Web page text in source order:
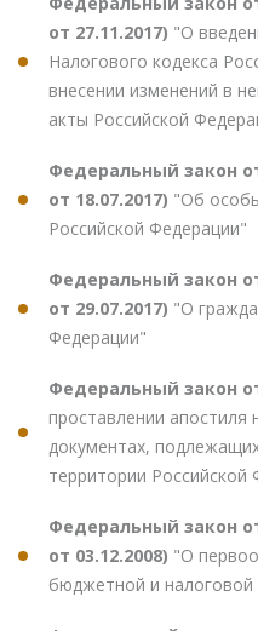
от 27.11.2017) "О
Налогового кодекса
внесении изменений в
акты Российской
Федеральный закон
от 18.07.2017) "Об
Российской Федерации"
Федеральный закон
от 29.07.2017) "О
Федерации"
Федеральный закон
проставлении апостиля
документах,
территории Российской
Федеральный закон
от 03.12.2008) "О
бюджетной и налоговой